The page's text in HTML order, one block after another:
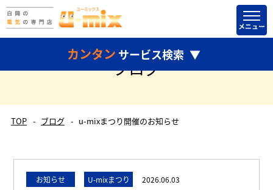
カンタン サービス検索
どちらかだけ選択して検索することもできます。
ブログ
TOP ブログ u-mixまつり開催のお知らせ
お知らせ U-mixまつり 2026.06.03